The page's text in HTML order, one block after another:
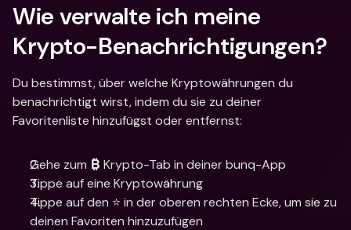
Wie verwalte ich meine
Krypto-Benachrichtigungen?
Du bestimmst, über welche Kryptowährungen du
benachrichtigt wirst, indem du sie zu deiner
Favoritenliste hinzufügst oder entfernst:
Gehe zum ₿ Krypto-Tab in deiner bunq-App
Tippe auf eine Kryptowährung
Tippe auf den ⭐ in der oberen rechten Ecke, um sie zu
deinen Favoriten hinzuzufügen